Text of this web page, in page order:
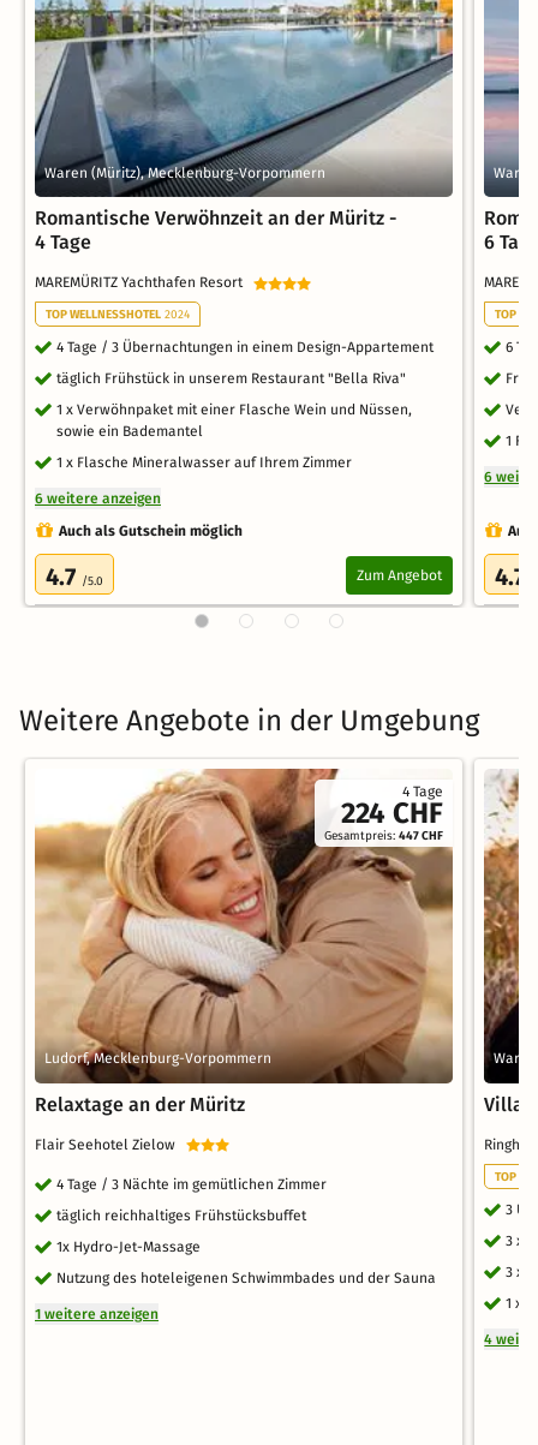
Waren (Müritz), Mecklenburg-Vorpommern
Romantische Verwöhnzeit an der Müritz -
4 Tage
MAREMÜRITZ Yachthafen Resort
TOP WELLNESSHOTEL 2024
4 Tage / 3 Übernachtungen in einem Design-Appartement
täglich Frühstück in unserem Restaurant "Bella Riva"
1 x Verwöhnpaket mit einer Flasche Wein und Nüssen,
sowie ein Bademantel
1 x Flasche Mineralwasser auf Ihrem Zimmer
6 weitere anzeigen
Auch als Gutschein möglich
4.7 /5.0 Zum Angebot
6
TOP
6
1
6
4.7
Weitere Angebote in der Umgebung
4 Tage
224 CHF
Gesamtpreis:447 CHF
Ludorf, Mecklenburg-Vorpommern
Relaxtage an der Müritz
Flair Seehotel Zielow
4 Tage / 3 Nächte im gemütlichen Zimmer
täglich reichhaltiges Frühstücksbuffet
1x Hydro-Jet-Massage
Nutzung des hoteleigenen Schwimmbades und der Sauna
1 weitere anzeigen
Villa
TOP
3
3 x
3 x
1 x
4